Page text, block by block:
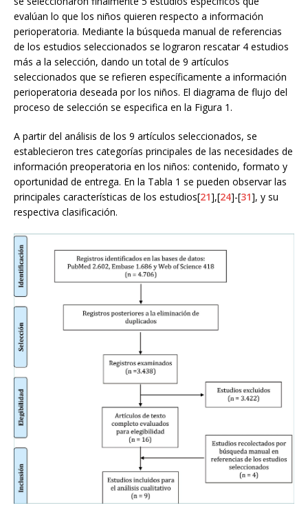
evalúan lo que los niños quieren respecto a información
perioperatoria. Mediante la búsqueda manual de referencias
de los estudios seleccionados se lograron rescatar 4 estudios
más a la selección, dando un total de 9 artículos
seleccionados que se refieren específicamente a información
perioperatoria deseada por los niños. El diagrama de flujo del
proceso de selección se especifica en la Figura 1.
A partir del análisis de los 9 artículos seleccionados, se
establecieron tres categorías principales de las necesidades de
información preoperatoria en los niños: contenido, formato y
oportunidad de entrega. En la Tabla 1 se pueden observar las
principales características de los estudios[21],[24]-[31], y su
respectiva clasificación.